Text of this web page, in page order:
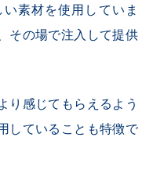
素材を使用していま
その場で注入して提供
り感じてもらえるよう
していることも特徴で